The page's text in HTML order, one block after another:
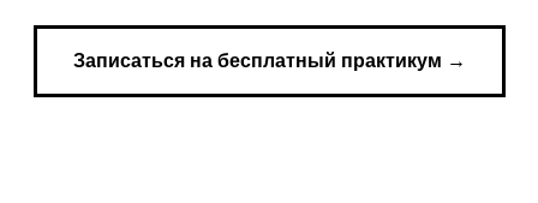
Записаться на бесплатный практикум →